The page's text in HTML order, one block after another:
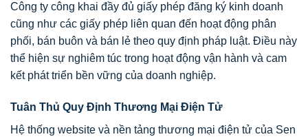
Công ty công khai đầy đủ giấy phép đăng ký kinh doanh
cũng như các giấy phép liên quan đến hoạt động phân
phối, bán buôn và bán lẻ theo quy định pháp luật. Điều này
thể hiện sự nghiêm túc trong hoạt động vận hành và cam
kết phát triển bền vững của doanh nghiệp.
Tuân Thủ Quy Định Thương Mại Điện Tử
Hệ thống website và nền tảng thương mại điện tử của Sen